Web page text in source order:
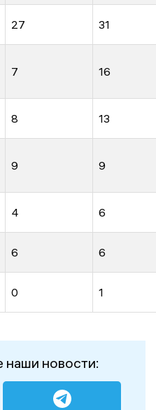
27 31
7 16
8 13
9 9
4 6
6 6
0
1
новости: